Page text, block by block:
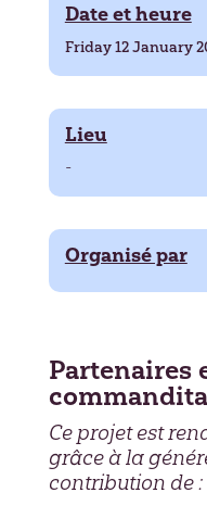
Date et heure
Friday 12 January
Lieu
-
Organisé par
Partenaires
Ce projet est
grâce à la
contribution de :